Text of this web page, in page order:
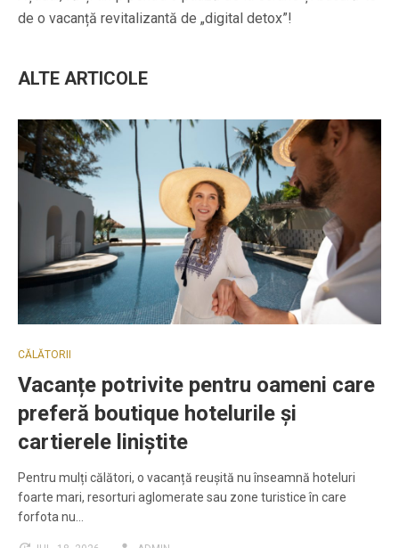
de o vacanță revitalizantă de „digital detox”!
ALTE ARTICOLE
CĂLĂTORII
Vacanțe potrivite pentru oameni care
preferă boutique hotelurile și
cartierele liniștite
Pentru mulți călători, o vacanță reușită nu înseamnă hoteluri
foarte mari, resorturi aglomerate sau zone turistice în care
forfota nu…